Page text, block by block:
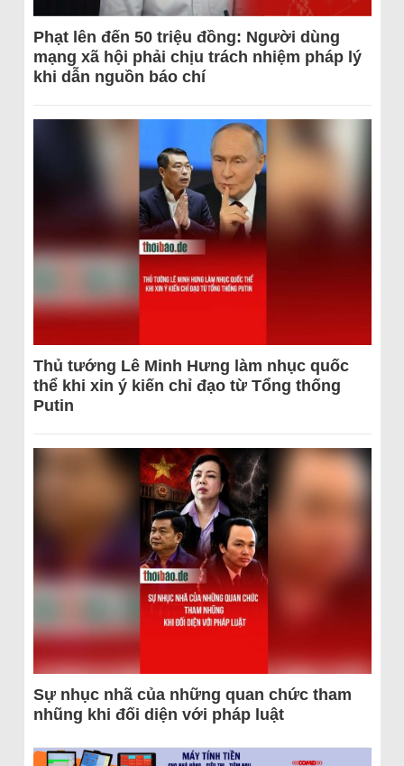
Phạt lên đến 50 triệu đồng: Người dùng
mạng xã hội phải chịu trách nhiệm pháp lý
khi dẫn nguồn báo chí
Thủ tướng Lê Minh Hưng làm nhục quốc
thể khi xin ý kiến chỉ đạo từ Tổng thống
Putin
Sự nhục nhã của những quan chức tham
nhũng khi đối diện với pháp luật